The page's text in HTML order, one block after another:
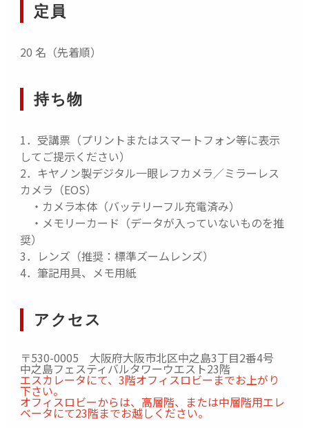
定員
20 名（先着順）
持ち物
1．受講票（プリントまたはスマートフォン等に表示
してご提示ください）
2．キヤノン製デジタル一眼レフカメラ／ミラーレス
カメラ（EOS）
・カメラ本体（バッテリーフル充電済み）
・メモリーカード（データが入っていないものを推
奨）
3．レンズ（推奨：標準ズームレンズ）
4．筆記用具、メモ用紙
アクセス
〒530-0005 大阪府大阪市北区中之島3丁目2番4号
中之島フェスティバルタワーウエスト23階
エスカレータにて、3階オフィスロビーまでお上がり
下さい。
オフィスロビーからは、高層階、または中層階用エレ
ベータにて23階までお越しください。